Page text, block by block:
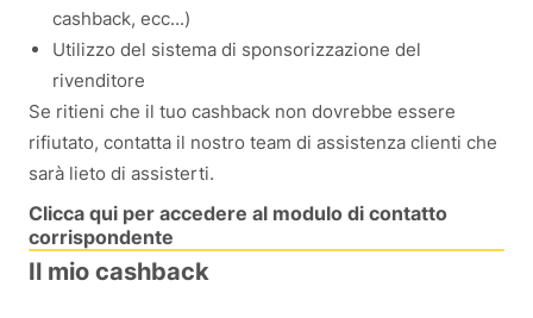
Il mio cashback
cashback, ecc...)
Utilizzo del sistema di sponsorizzazione del
rivenditore
Se ritieni che il tuo cashback non dovrebbe essere
rifiutato, contatta il nostro team di assistenza clienti che
sarà lieto di assisterti.
Clicca qui per accedere al modulo di contatto
corrispondente